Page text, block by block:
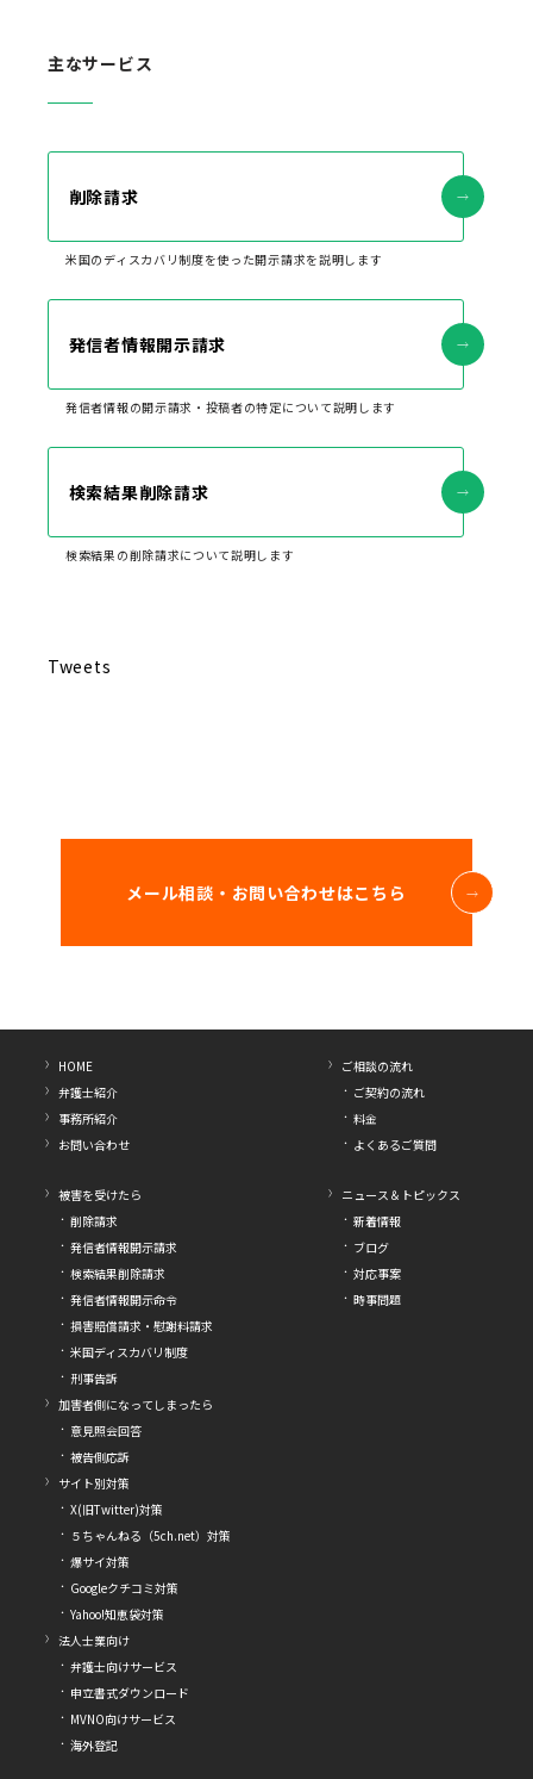
主なサービス
削除請求
米国のディスカバリ制度を使った開示請求を説明します
発信者情報開示請求
発信者情報の開示請求・投稿者の特定について説明します
検索結果削除請求
検索結果の削除請求について説明します
Tweets
メール相談・お問い合わせはこちら
HOME
弁護士紹介
事務所紹介
お問い合わせ
ご相談の流れ
ご契約の流れ
料金
よくあるご質問
被害を受けたら
削除請求
発信者情報開示請求
検索結果削除請求
発信者情報開示命令
損害賠償請求・慰謝料請求
米国ディスカバリ制度
刑事告訴
加害者側になってしまったら
意見照会回答
被告側応訴
サイト別対策
X(旧Twitter)対策
５ちゃんねる（5ch.net）対策
爆サイ対策
Googleクチコミ対策
Yahoo!知恵袋対策
法人士業向け
弁護士向けサービス
申立書式ダウンロード
MVNO向けサービス
海外登記
ニュース＆トピックス
新着情報
ブログ
対応事案
時事問題